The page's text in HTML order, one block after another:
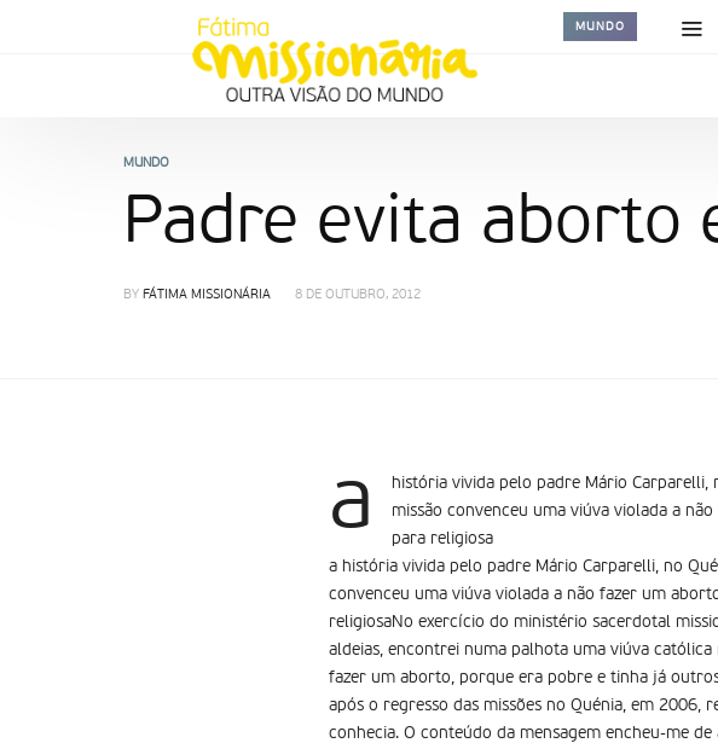
MUNDO
MUNDO
Padre evita aborto
BY FÁTIMA MISSIONÁRIA 8 DE OUTUBRO, 2012
a
história vivida pelo padre Mário
missão convenceu uma viúva violada a
para religiosa
a história vivida pelo padre Mário Carparelli, no
convenceu uma viúva violada a não fazer um
religiosaNo exercício do ministério sacerdotal
aldeias, encontrei numa palhota uma viúva
fazer um aborto, porque era pobre e tinha já
após o regresso das missões no Quénia, em 2006,
conhecia. O conteúdo da mensagem encheu-me